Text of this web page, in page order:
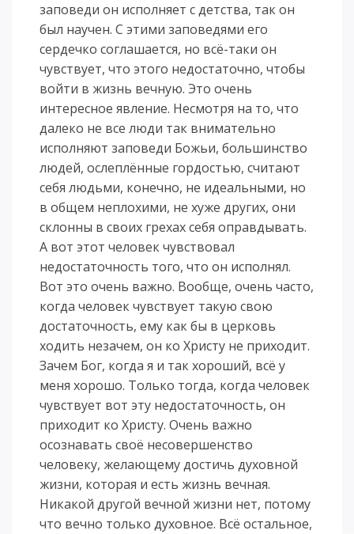
заповеди он исполняет с детства, так он
был научен. С этими заповедями его
сердечко соглашается, но всё-таки он
чувствует, что этого недостаточно, чтобы
войти в жизнь вечную. Это очень
интересное явление. Несмотря на то, что
далеко не все люди так внимательно
исполняют заповеди Божьи, большинство
людей, ослеплённые гордостью, считают
себя людьми, конечно, не идеальными, но
в общем неплохими, не хуже других, они
склонны в своих грехах себя оправдывать.
А вот этот человек чувствовал
недостаточность того, что он исполнял.
Вот это очень важно. Вообще, очень часто,
когда человек чувствует такую свою
достаточность, ему как бы в церковь
ходить незачем, он ко Христу не приходит.
Зачем Бог, когда я и так хороший, всё у
меня хорошо. Только тогда, когда человек
чувствует вот эту недостаточность, он
приходит ко Христу. Очень важно
осознавать своё несовершенство
человеку, желающему достичь духовной
жизни, которая и есть жизнь вечная.
Никакой другой вечной жизни нет, потому
что вечно только духовное. Всё остальное,